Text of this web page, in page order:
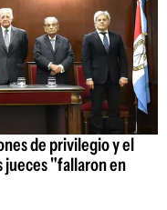
de privilegio y el
jueces "fallaron en